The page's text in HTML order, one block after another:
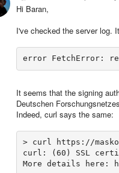
Hi Baran,
I've checked the server log.
error FetchError:
It seems that the signing
Deutschen
Indeed, curl says the same:
> curl https://
curl: (60) SSL
More details here: